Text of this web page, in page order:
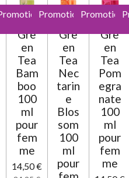
:
Gre
en
Tea
Bam
boo
100
ml
pour
fem
me
14,50 €
Promotion
Gre
en
Tea
Nec
tarin
e
Blos
som
100
ml
pour
Promotion
Gre
en
Tea
Pom
egra
nate
100
ml
pour
fem
me